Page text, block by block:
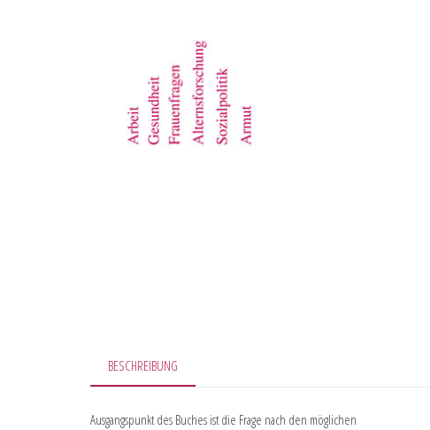
BESCHREIBUNG
Ausgangspunkt des Buches ist die Frage nach den möglichen